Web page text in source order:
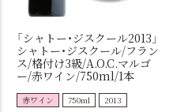
「シャトー・ジスクール2013」
シャトー・ジスクール/フラン
ス/格付け3級/A.O.C.マルゴ
ー/赤ワイン/750ml/1本
赤ワイン 750ml
2013